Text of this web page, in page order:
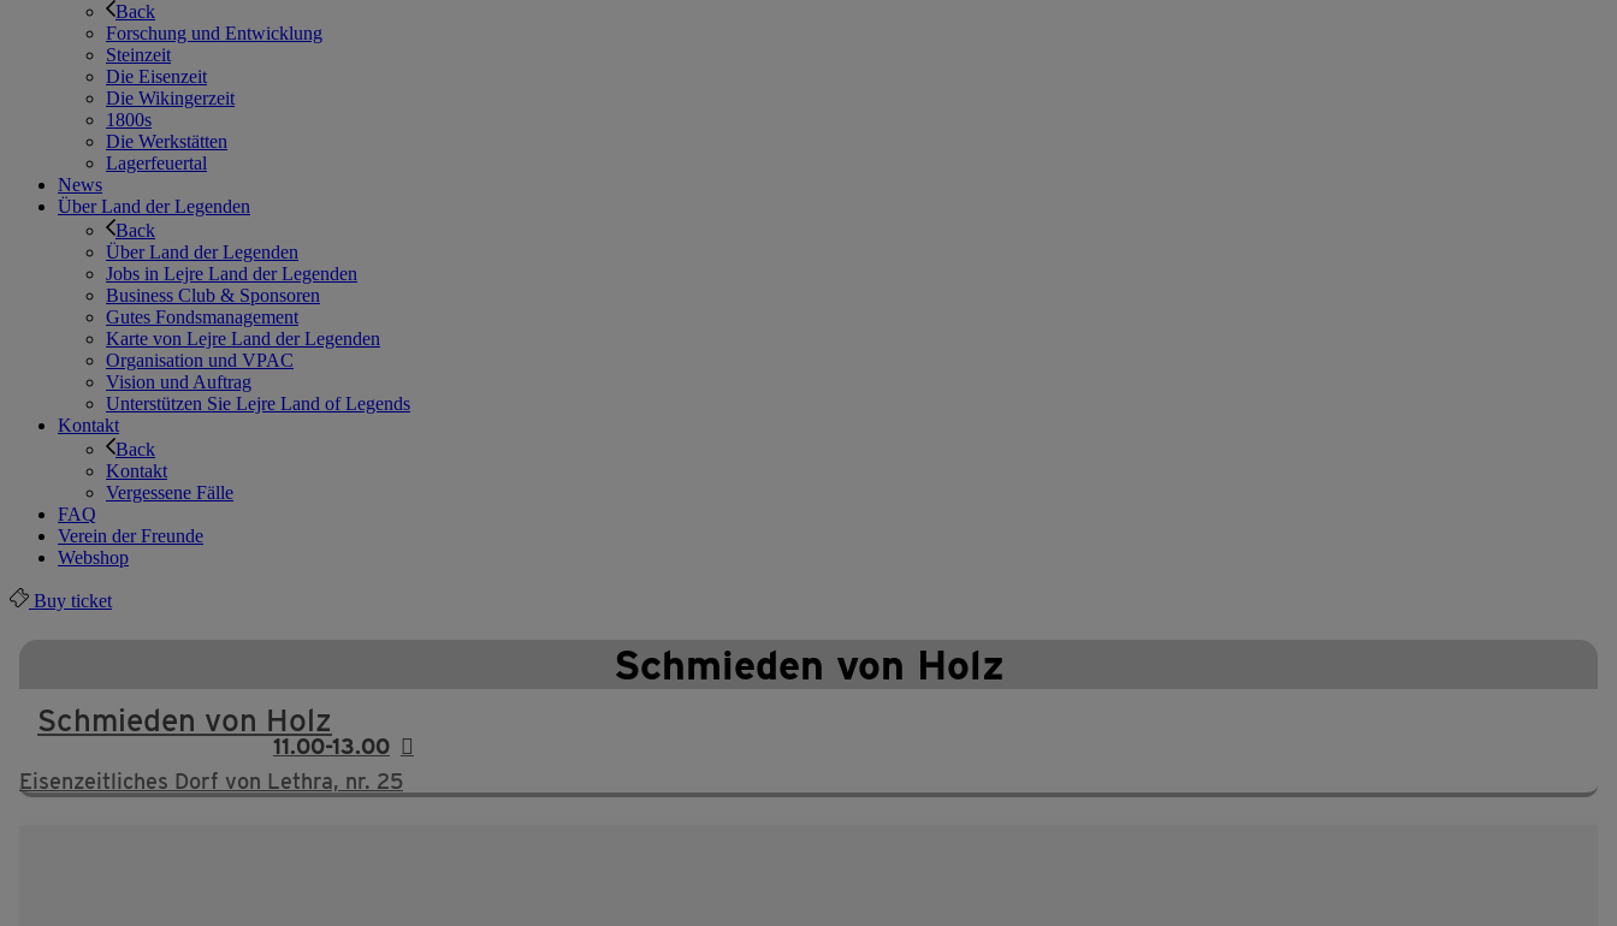
Back
Forschung und Entwicklung
Steinzeit
Die Eisenzeit
Die Wikingerzeit
1800s
Die Werkstätten
Lagerfeuertal
News
Über Land der Legenden
Back
Über Land der Legenden
Jobs in Lejre Land der Legenden
Business Club & Sponsoren
Gutes Fondsmanagement
Karte von Lejre Land der Legenden
Organisation und VPAC
Vision und Auftrag
Unterstützen Sie Lejre Land of Legends
Kontakt
Back
Kontakt
Vergessene Fälle
FAQ
Verein der Freunde
Webshop
Buy ticket
Schmieden von Holz
Schmieden von Holz
11.00-13.00
Eisenzeitliches Dorf von Lethra, nr. 25